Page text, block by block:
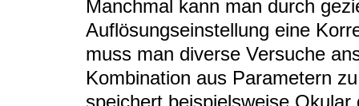
Manchmal kann man durch
Auflösungseinstellung eine
muss man diverse Versuche
Kombination aus Parametern